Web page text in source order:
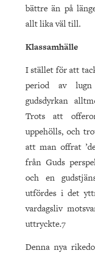
bättre än på
allt lika väl till.
Klassamhälle
I stället för att
period av
gudsdyrkan
Trots att
uppehölls, och
att man offrat
från Guds
och en
utfördes i det
vardagsliv
uttryckte.7
Denna nya